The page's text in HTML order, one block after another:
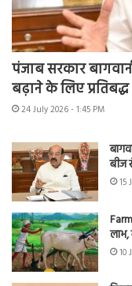
पंजाब सरकार
बढ़ाने के लिए प्रतिबद्ध
24 July 2026 - 1:45 PM
बीज
15
लाभ,
10